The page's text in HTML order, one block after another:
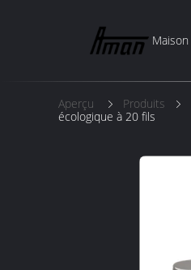
Maison
Aperçu Produits
écologique à 20 fils